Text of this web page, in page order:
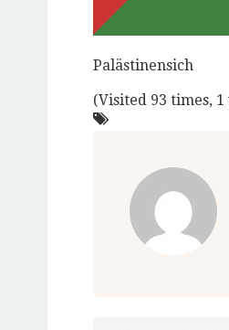
Palästinensich
(Visited 93 times,